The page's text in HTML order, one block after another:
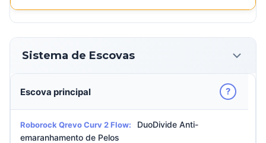
Sistema de Escovas
Escova principal ?
Roborock Qrevo Curv 2 Flow:
DuoDivide Anti-
emaranhamento de Pelos